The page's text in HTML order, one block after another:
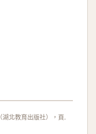
（湖北教育出版社），頁.